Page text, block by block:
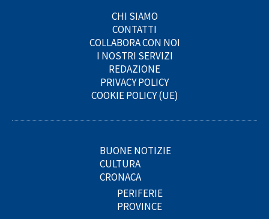
CHI SIAMO
CONTATTI
COLLABORA CON NOI
I NOSTRI SERVIZI
REDAZIONE
PRIVACY POLICY
COOKIE POLICY (UE)
BUONE NOTIZIE
CULTURA
CRONACA
PERIFERIE
PROVINCE